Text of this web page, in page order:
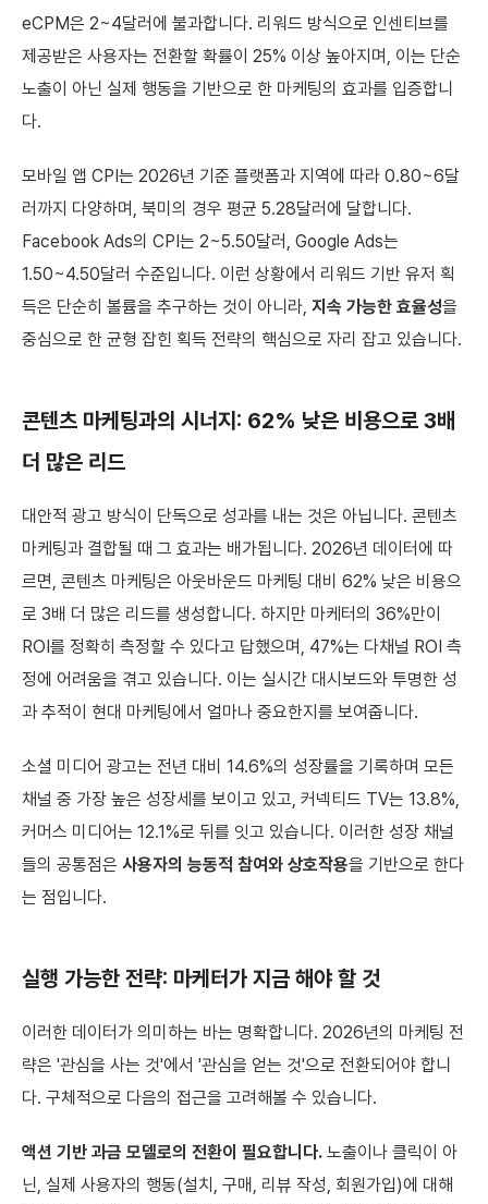
eCPM은 2~4달러에 불과합니다. 리워드 방식으로 인센티브를
제공받은 사용자는 전환할 확률이 25% 이상 높아지며, 이는 단순
노출이 아닌 실제 행동을 기반으로 한 마케팅의 효과를 입증합니
다.
모바일 앱 CPI는 2026년 기준 플랫폼과 지역에 따라 0.80~6달
러까지 다양하며, 북미의 경우 평균 5.28달러에 달합니다.
Facebook Ads의 CPI는 2~5.50달러, Google Ads는
1.50~4.50달러 수준입니다. 이런 상황에서 리워드 기반 유저 획
득은 단순히 볼륨을 추구하는 것이 아니라, 지속 가능한 효율성을
중심으로 한 균형 잡힌 획득 전략의 핵심으로 자리 잡고 있습니다.
콘텐츠 마케팅과의 시너지: 62% 낮은 비용으로 3배
더 많은 리드
대안적 광고 방식이 단독으로 성과를 내는 것은 아닙니다. 콘텐츠
마케팅과 결합될 때 그 효과는 배가됩니다. 2026년 데이터에 따
르면, 콘텐츠 마케팅은 아웃바운드 마케팅 대비 62% 낮은 비용으
로 3배 더 많은 리드를 생성합니다. 하지만 마케터의 36%만이
ROI를 정확히 측정할 수 있다고 답했으며, 47%는 다채널 ROI 측
정에 어려움을 겪고 있습니다. 이는 실시간 대시보드와 투명한 성
과 추적이 현대 마케팅에서 얼마나 중요한지를 보여줍니다.
소셜 미디어 광고는 전년 대비 14.6%의 성장률을 기록하며 모든
채널 중 가장 높은 성장세를 보이고 있고, 커넥티드 TV는 13.8%,
커머스 미디어는 12.1%로 뒤를 잇고 있습니다. 이러한 성장 채널
들의 공통점은 사용자의 능동적 참여와 상호작용을 기반으로 한다
는 점입니다.
실행 가능한 전략: 마케터가 지금 해야 할 것
이러한 데이터가 의미하는 바는 명확합니다. 2026년의 마케팅 전
략은 '관심을 사는 것'에서 '관심을 얻는 것'으로 전환되어야 합니
다. 구체적으로 다음의 접근을 고려해볼 수 있습니다.
액션 기반 과금 모델로의 전환이 필요합니다. 노출이나 클릭이 아
닌, 실제 사용자의 행동(설치, 구매, 리뷰 작성, 회원가입)에 대해